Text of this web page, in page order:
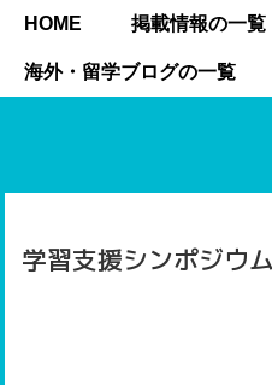
HOME 掲載情報の一覧
海外・留学ブログの一覧
学習支援シンポジウ